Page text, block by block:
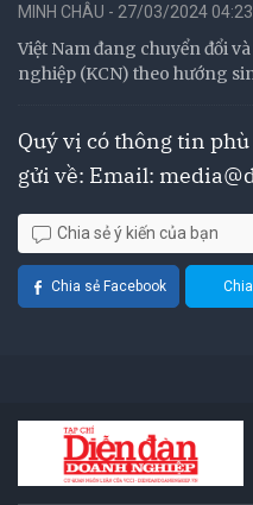
MINH CHÂU - 27/03/2024 04:23
Việt Nam đang chuyển đổi
nghiệp (KCN) theo hướng
Quý vị có thông tin
gửi về: Email:
Chia sẻ ý kiến của bạn
Chia sẻ Facebook